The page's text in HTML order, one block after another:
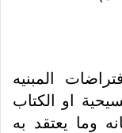
المبنيه
او الكتاب
وما يعتقد به